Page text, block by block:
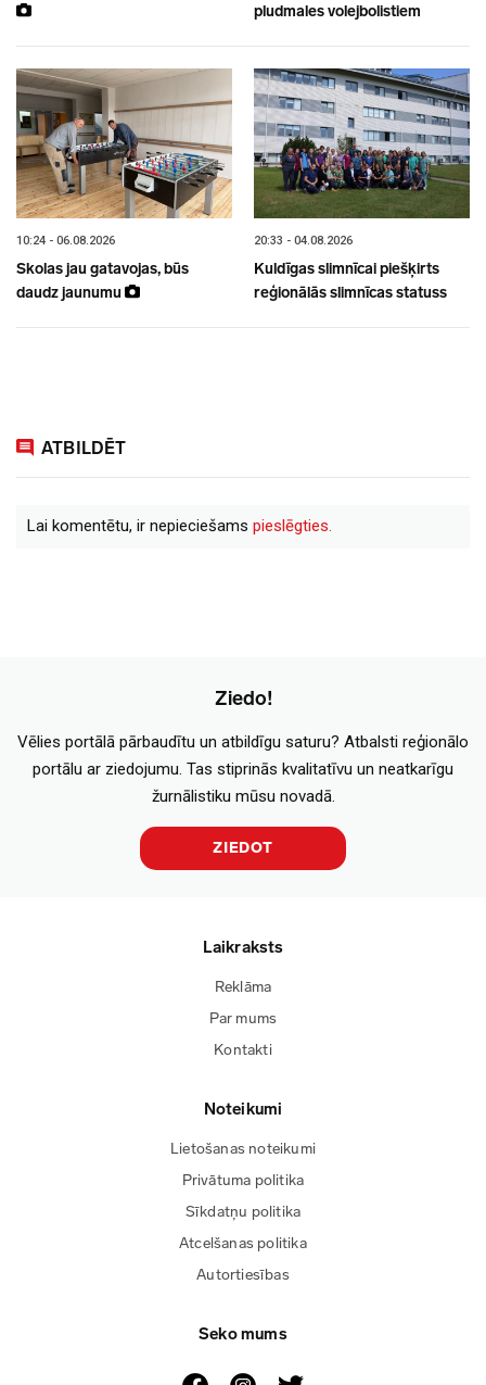
pludmales volejbolistiem
10:24 - 06.08.2026
Skolas jau gatavojas, būs
daudz jaunumu
20:33 - 04.08.2026
Kuldīgas slimnīcai piešķirts
reģionālās slimnīcas statuss
ATBILDĒT
Lai komentētu, ir nepieciešams pieslēgties.
Ziedo!
Vēlies portālā pārbaudītu un atbildīgu saturu? Atbalsti reģionālo
portālu ar ziedojumu. Tas stiprinās kvalitatīvu un neatkarīgu
žurnālistiku mūsu novadā.
ZIEDOT
Laikraksts
Reklāma
Par mums
Kontakti
Noteikumi
Lietošanas noteikumi
Privātuma politika
Sīkdatņu politika
Atcelšanas politika
Autortiesības
Seko mums